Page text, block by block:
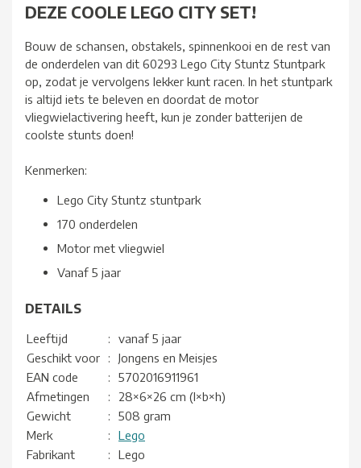
DEZE COOLE LEGO CITY SET!
Bouw de schansen, obstakels, spinnenkooi en de rest van
de onderdelen van dit 60293 Lego City Stuntz Stuntpark
op, zodat je vervolgens lekker kunt racen. In het stuntpark
is altijd iets te beleven en doordat de motor
vliegwielactivering heeft, kun je zonder batterijen de
coolste stunts doen!
Kenmerken:
Lego City Stuntz stuntpark
170 onderdelen
Motor met vliegwiel
Vanaf 5 jaar
DETAILS
Leeftijd :
vanaf 5 jaar
Geschikt voor
:
Jongens en Meisjes
EAN code
:
5702016911961
Afmetingen
:
28×6×26 cm (l×b×h)
Gewicht
:
508 gram
Merk
:
Lego
Fabrikant
:
Lego